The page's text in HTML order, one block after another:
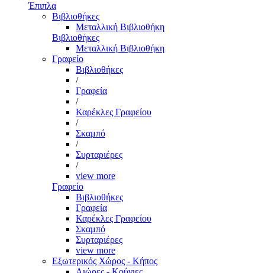
Έπιπλα
Βιβλιοθήκες
Μεταλλική Βιβλιοθήκη
Βιβλιοθήκες
Μεταλλική Βιβλιοθήκη
Γραφείο
Βιβλιοθήκες
/
Γραφεία
/
Καρέκλες Γραφείου
/
Σκαμπό
/
Συρταριέρες
/
view more
Γραφείο
Βιβλιοθήκες
Γραφεία
Καρέκλες Γραφείου
Σκαμπό
Συρταριέρες
view more
Εξωτερικός Χώρος - Κήπος